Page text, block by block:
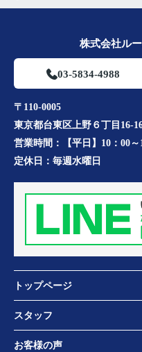
株式会社ル
03-5834-4988
〒110-0005
東京都台東区上野６丁目16-
営業時間：
【平日】10：00
定休日： 毎週水曜日
トップページ
スタッフ
お客様の声